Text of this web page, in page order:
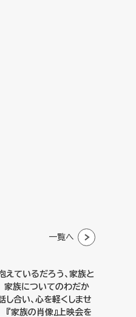
一覧へ
えているだろう、家族と
家族についてのわだか
し合い、心を軽くしませ
家族の肖像』上映会を